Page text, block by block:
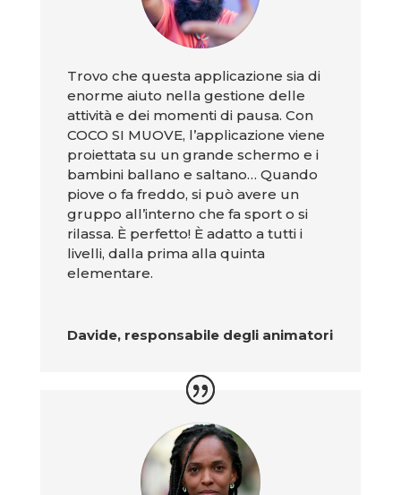
Trovo che questa applicazione sia di
enorme aiuto nella gestione delle
attività e dei momenti di pausa. Con
COCO SI MUOVE, l’applicazione viene
proiettata su un grande schermo e i
bambini ballano e saltano… Quando
piove o fa freddo, si può avere un
gruppo all’interno che fa sport o si
rilassa. È perfetto! È adatto a tutti i
livelli, dalla prima alla quinta
elementare.
Davide, responsabile degli animatori